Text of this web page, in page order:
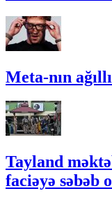
Meta-nın
Tayland
faciəyə səbəb